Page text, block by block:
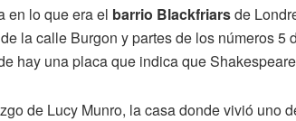
en lo que era el barrio Blackfriarsde
la calle Burgon y partes de los números 5
hay una placa que indica que
de Lucy Munro, la casa donde vivió uno